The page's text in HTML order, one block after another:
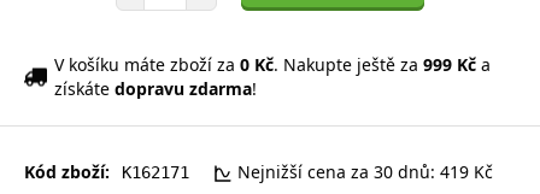
V košíku máte zboží za 0 Kč. Nakupte ještě za 999 Kč a
získáte dopravu zdarma!
Kód zboží: K162171
Nejnižší cena za 30 dnů: 419 Kč